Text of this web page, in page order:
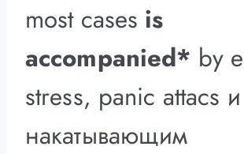
most cases is
accompanied* by
stress, panic attacs и
накатывающим